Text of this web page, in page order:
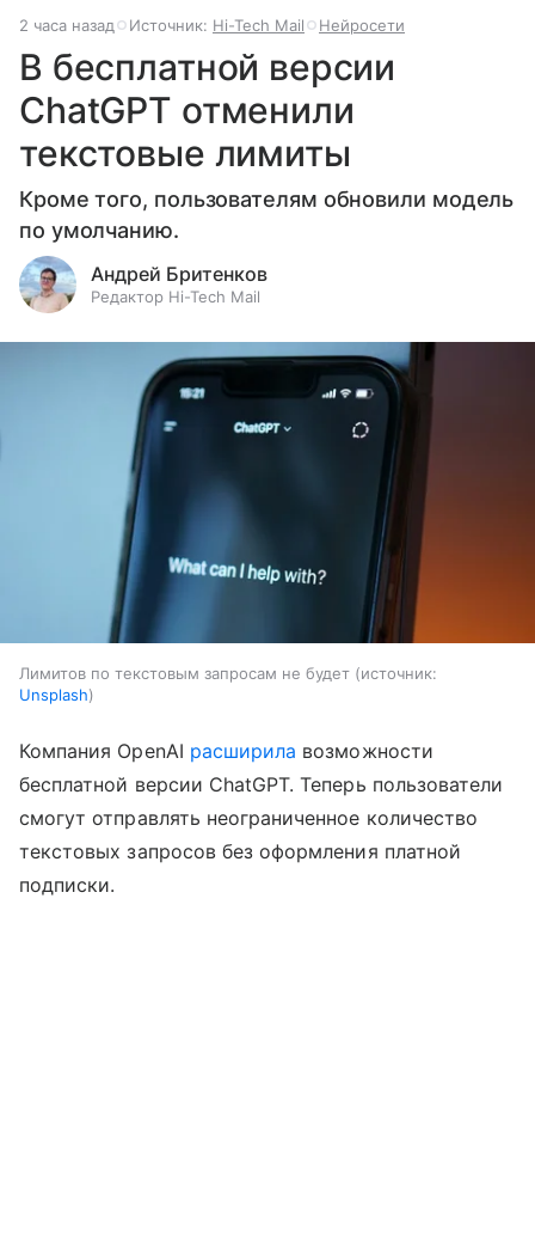
2 часа назад Источник: Hi-Tech Mail Нейросети
В бесплатной версии
ChatGPT отменили
текстовые лимиты
Кроме того, пользователям обновили модель
по умолчанию.
Андрей Бритенков
Редактор Hi-Tech Mail
Лимитов по текстовым запросам не будет
источник:
Unsplash
Компания OpenAI расширила возможности
бесплатной версии ChatGPT. Теперь пользователи
смогут отправлять неограниченное количество
текстовых запросов без оформления платной
подписки.